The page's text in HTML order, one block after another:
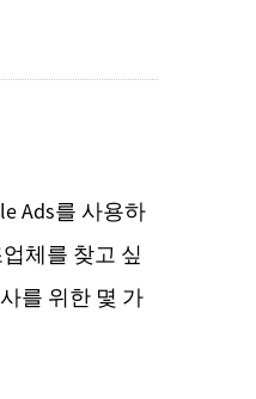
Ads를 사용하
체를 찾고 싶
를 위한 몇 가